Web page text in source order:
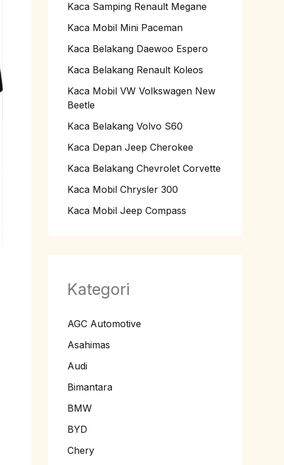
Kaca Samping Renault Megane
Kaca Mobil Mini Paceman
Kaca Belakang Daewoo Espero
Kaca Belakang Renault Koleos
Kaca Mobil VW Volkswagen New
Beetle
Kaca Belakang Volvo S60
Kaca Depan Jeep Cherokee
Kaca Belakang Chevrolet Corvette
Kaca Mobil Chrysler 300
Kaca Mobil Jeep Compass
Kategori
AGC Automotive
Asahimas
Audi
Bimantara
BMW
BYD
Chery